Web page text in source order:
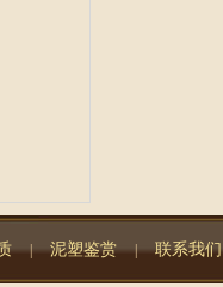
| 泥塑鉴赏 | 联系我们